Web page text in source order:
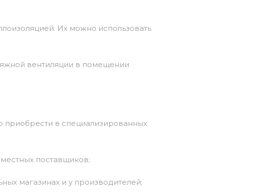
Их можно использовать
вентиляции в помещении
приобрести в специализированных
местных поставщиков;
магазинах и у производителей;